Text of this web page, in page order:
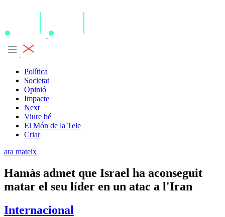
Política
Societat
Opinió
Impacte
Next
Viure bé
El Món de la Tele
Criar
ara mateix
Hamàs admet que Israel ha aconseguit
matar el seu líder en un atac a l'Iran
Internacional